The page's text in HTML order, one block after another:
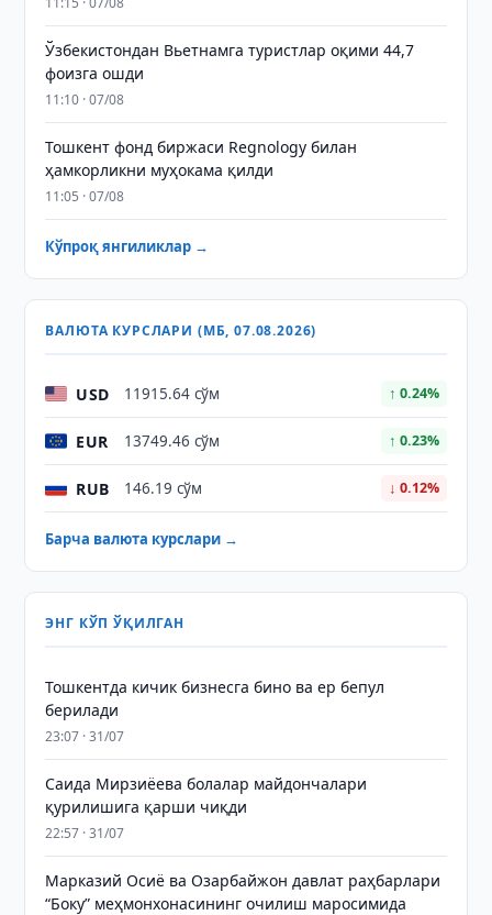
Ўзбекистондан Вьетнамга туристлар оқими 44,7
фоизга ошди
11:10 · 07/08
Тошкент фонд биржаси Regnology билан
ҳамкорликни муҳокама қилди
11:05 · 07/08
Кўпроқ янгиликлар →
ВАЛЮТА КУРСЛАРИ (МБ, 07.08.2026)
USD 11915.64 сўм ↑ 0.24%
EUR 13749.46 сўм ↑ 0.23%
RUB 146.19 сўм ↓ 0.12%
Барча валюта курслари →
ЭНГ КЎП ЎҚИЛГАН
Тошкентда кичик бизнесга бино ва ер бепул
берилади
23:07 · 31/07
Саида Мирзиёева болалар майдончалари
қурилишига қарши чиқди
22:57 · 31/07
Марказий Осиё ва Озарбайжон давлат раҳбарлари
“Боку” меҳмонхонасининг очилиш маросимида